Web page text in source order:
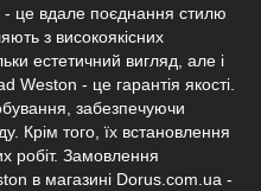
- це вдале поєднання стилю
з високоякісних
естетичний вигляд, але і
Weston - це гарантія якості.
забезпечуючи
Крім того, їх встановлення
робіт. Замовлення
в магазині Dorus.com.ua -